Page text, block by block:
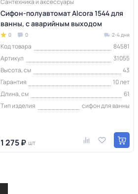
Сантехника и аксессуары
Сифон-полуавтомат Alcora 1544 для
ванны, с аварийным выходом
0 0 2-4 дня
Код товара
84581
Артикул
31055
Высота, см
43
Гарантия
10 лет
Длина, см
61
Тип изделия
сифон для ванны
1 275 ₽ шт